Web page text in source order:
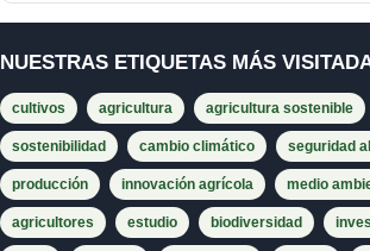
NUESTRAS ETIQUETAS MÁS
cultivos agricultura agricultura sostenible
sostenibilidad cambio climático seguridad
producción innovación agrícola medio
agricultores estudio biodiversidad